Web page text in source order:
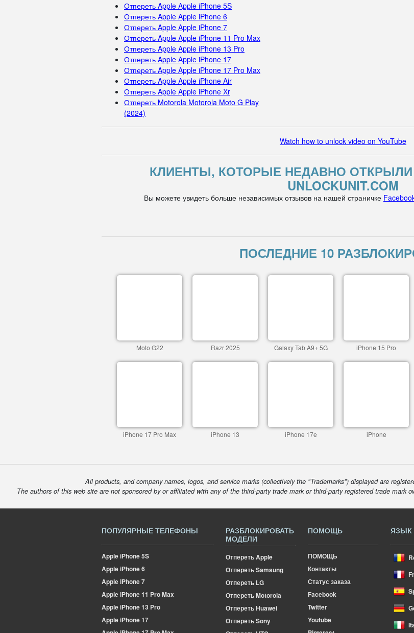
Отпереть Apple Apple iPhone 5S
Отпереть Apple Apple iPhone 6
Отпереть Apple Apple iPhone 7
Отпереть Apple Apple iPhone 11 Pro Max
Отпереть Apple Apple iPhone 13 Pro
Отпереть Apple Apple iPhone 17
Отпереть Apple Apple iPhone 17 Pro Max
Отпереть Apple Apple iPhone Air
Отпереть Apple Apple iPhone Xr
Отпереть Motorola Motorola Moto G Play
(2024)
Watch how to unlock video on YouTube
КЛИЕНТЫ, КОТОРЫЕ НЕДАВНО ОТКРЫЛИ
UNLOCKUNIT.COM
Вы можете увидеть больше независимых отзывов на нашей страничке
ПОСЛЕДНИЕ 10
Moto G22 Razr 2025 Galaxy Tab A9+ 5G iPhone 15 Pro
iPhone 17 Pro Max iPhone 13 iPhone 17e iPhone
All products, and company names, logos, and service marks (collectively the "Trademarks") displayed are
The authors of this web site are not sponsored by or affiliated with any of the third-party trade mark or third-party registered trade mark
ПОПУЛЯРНЫЕ ТЕЛЕФОНЫ
AppleiPhone 5S
AppleiPhone 6
AppleiPhone 7
AppleiPhone 11 Pro Max
AppleiPhone 13 Pro
AppleiPhone 17
РАЗБЛОКИРОВАТЬ
МОДЕЛИ
Отпереть Apple
Отпереть Samsung
Отпереть LG
Отпереть Motorola
Отпереть Huawei
Отпереть Sony
ПОМОЩЬ
ПОМОЩЬ
Контакты
Статус заказа
Facebook
Twitter
Youtube
ЯЗЫК